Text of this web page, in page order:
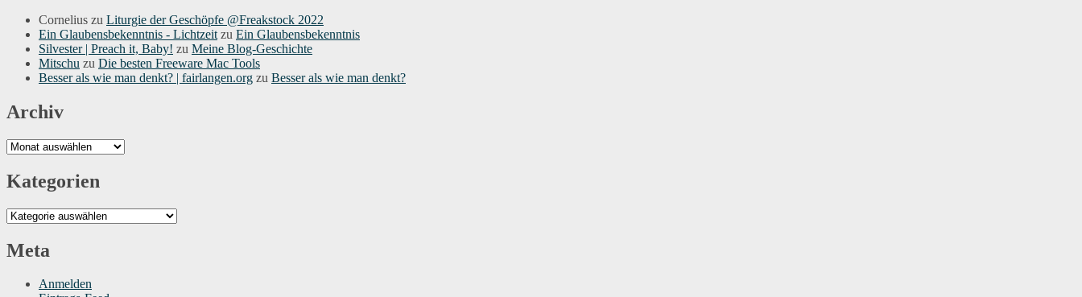
Cornelius zu Liturgie der Geschöpfe @Freakstock 2022
Ein Glaubensbekenntnis - Lichtzeit zu Ein Glaubensbekenntnis
Silvester | Preach it, Baby! zu Meine Blog-Geschichte
Mitschu zu Die besten Freeware Mac Tools
Besser als wie man denkt? | fairlangen.org zu Besser als wie man denkt?
Archiv
Archiv
Kategorien
Kategorien
Meta
Anmelden